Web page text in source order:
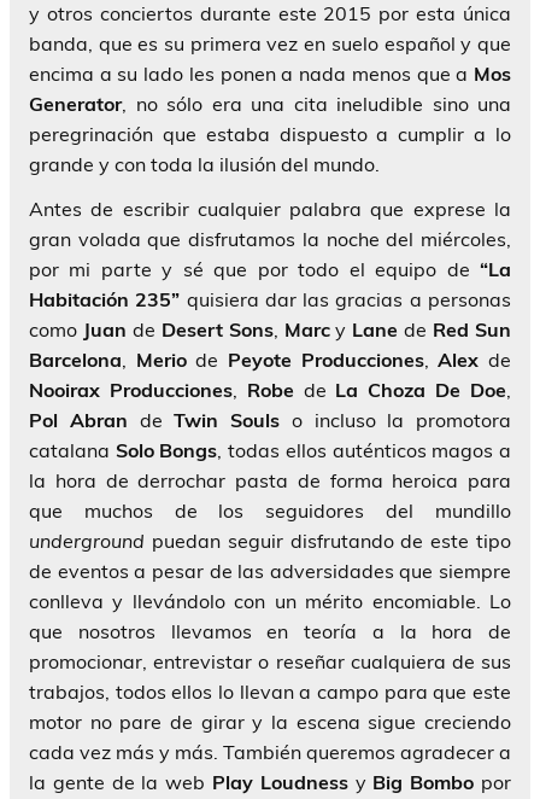
y otros conciertos durante este 2015 por esta única
banda, que es su primera vez en suelo español y que
encima a su lado les ponen a nada menos que a Mos
Generator, no sólo era una cita ineludible sino una
peregrinación que estaba dispuesto a cumplir a lo
grande y con toda la ilusión del mundo.
Antes de escribir cualquier palabra que exprese la
gran volada que disfrutamos la noche del miércoles,
por mi parte y sé que por todo el equipo de “La
Habitación 235” quisiera dar las gracias a personas
como Juan de Desert Sons, Marcy Lane de Red Sun
Barcelona, Meriode Peyote Producciones,Alex de
Nooirax Producciones, Robe de La Choza De Doe,
Pol Abran deTwin Souls o incluso la promotora
catalana Solo Bongs, todas ellos auténticos magos a
la hora de derrochar pasta de forma heroica para
que muchos de los seguidores del mundillo
underground puedan seguir disfrutando de este tipo
de eventos a pesar de las adversidades que siempre
conlleva y llevándolo con un mérito encomiable. Lo
que nosotros llevamos en teoría a la hora de
promocionar, entrevistar o reseñar cualquiera de sus
trabajos, todos ellos lo llevan a campo para que este
motor no pare de girar y la escena sigue creciendo
cada vez más y más. También queremos agradecer a
la gente de la web Play Loudnessy Big Bombo por